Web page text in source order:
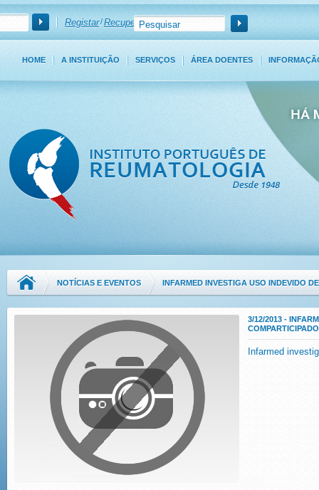
Registar/Recuperar Password
HOME A INSTITUIÇÃO SERVIÇOS ÁREA DOENTES
NOTÍCIAS E EVENTOS INFARMED INVESTIGA USO INDEVIDO
3/12/2013 -
Infarmed